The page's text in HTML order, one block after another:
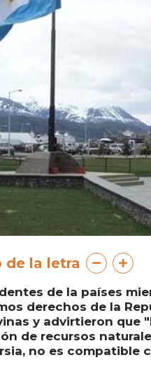
de la letra
de la países
derechos de la
y advirtieron que
de recursos
no es compatible